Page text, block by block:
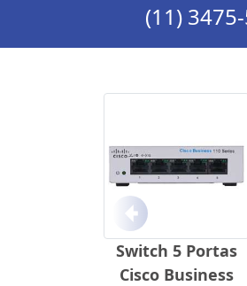
(11)
Switch 5 Portas
Cisco Business
Anterior